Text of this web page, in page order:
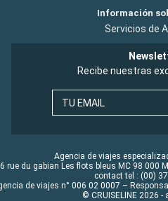
Información
Servicios de
Recibe nuestras
TU EMAIL
Agencia de viajes
rue du gabian Les flots bleus MC 98 000
contact tel : (00)
de viajes n° 006 02 0007 –
© CRUISELINE 2026 -